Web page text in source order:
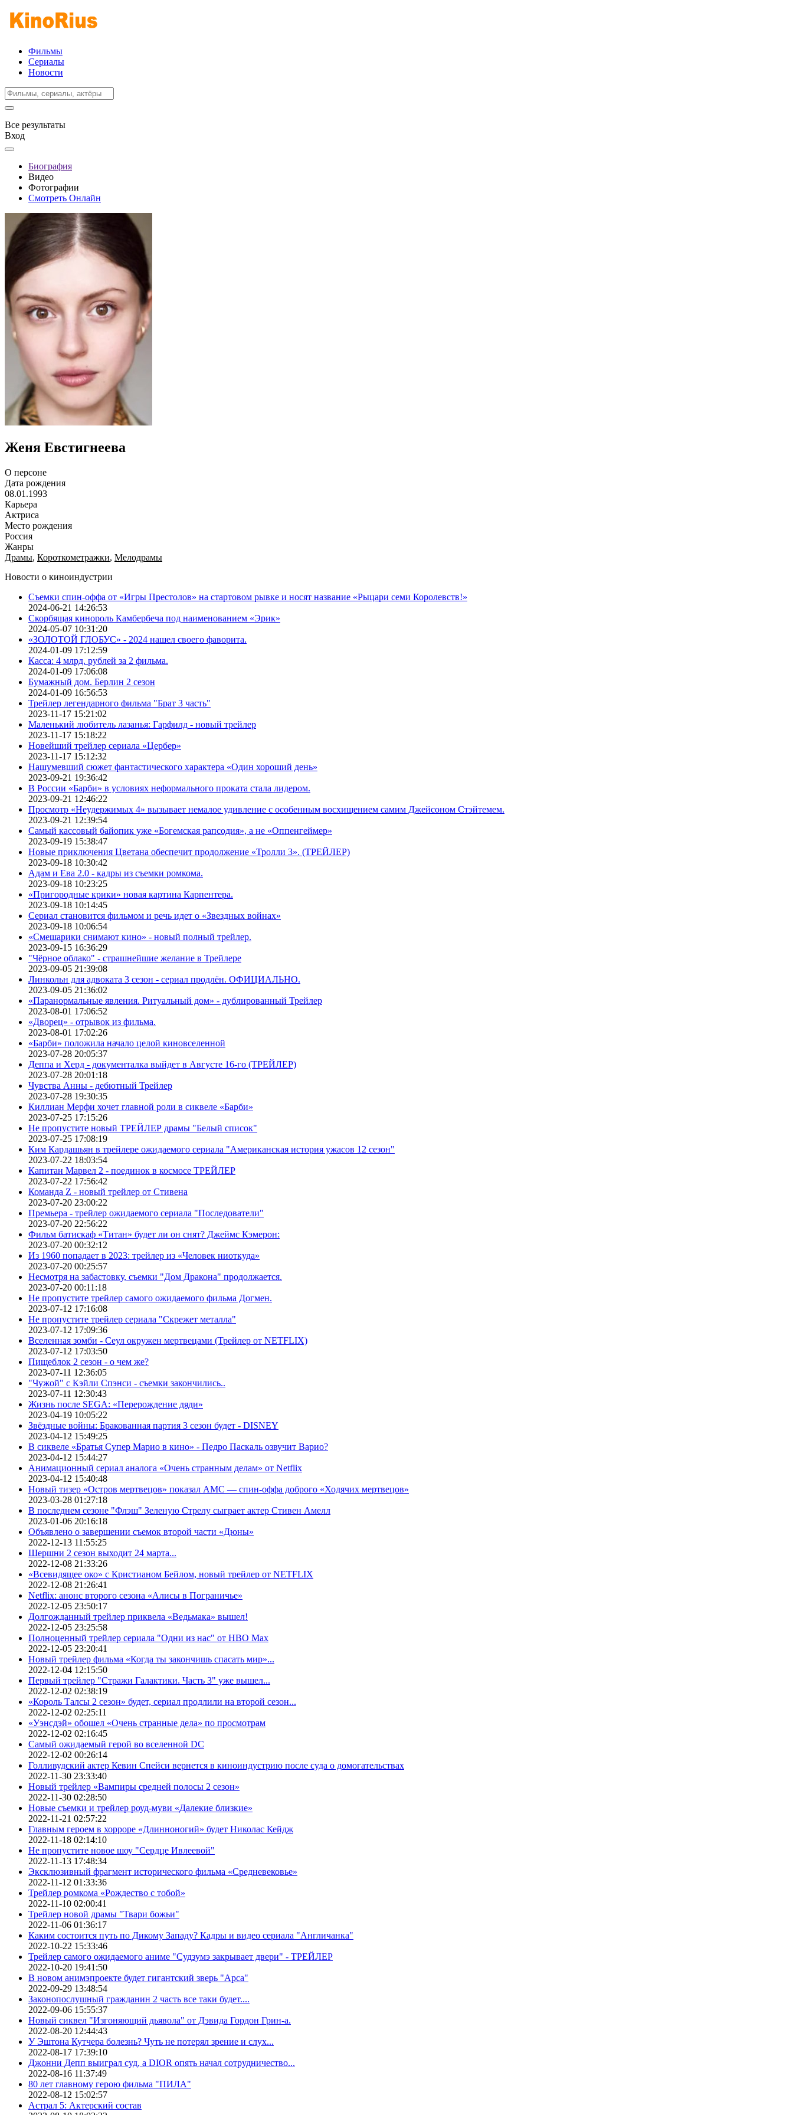
Фильмы
Сериалы
Новости
Все результаты
Вход
Биография
Видео
Фотографии
Смотреть Онлайн
Женя Евстигнеева
О персоне
Дата рождения
08.01.1993
Карьера
Актриса
Место рождения
Россия
Жанры
Драмы, Короткометражки, Мелодрамы
Новости о киноиндустрии
Съемки спин-оффа от «Игры Престолов» на стартовом рывке и носят название «Рыцари семи Королевств!»
2024-06-21 14:26:53
Скорбящая кинороль Камбербеча под наименованием «Эрик»
2024-05-07 10:31:20
«ЗОЛОТОЙ ГЛОБУС» - 2024 нашел своего фаворита.
2024-01-09 17:12:59
Касса: 4 млрд. рублей за 2 фильма.
2024-01-09 17:06:08
Бумажный дом. Берлин 2 сезон
2024-01-09 16:56:53
Трейлер легендарного фильма "Брат 3 часть"
2023-11-17 15:21:02
Маленький любитель лазанья: Гарфилд - новый трейлер
2023-11-17 15:18:22
Новейший трейлер сериала «Цербер»
2023-11-17 15:12:32
Нашумевший сюжет фантастического характера «Один хороший день»
2023-09-21 19:36:42
В России «Барби» в условиях неформального проката стала лидером.
2023-09-21 12:46:22
Просмотр «Неудержимых 4» вызывает немалое удивление с особенным восхищением самим Джейсоном Стэйтемем.
2023-09-21 12:39:54
Самый кассовый байопик уже «Богемская рапсодия», а не «Оппенгеймер»
2023-09-19 15:38:47
Новые приключения Цветана обеспечит продолжение «Тролли 3». (ТРЕЙЛЕР)
2023-09-18 10:30:42
Адам и Ева 2.0 - кадры из съемки ромкома.
2023-09-18 10:23:25
«Пригородные крики» новая картина Карпентера.
2023-09-18 10:14:45
Сериал становится фильмом и речь идет о «Звездных войнах»
2023-09-18 10:06:54
«Смешарики снимают кино» - новый полный трейлер.
2023-09-15 16:36:29
"Чёрное облако" - страшнейшие желание в Трейлере
2023-09-05 21:39:08
Линкольн для адвоката 3 сезон - сериал продлён. ОФИЦИАЛЬНО.
2023-09-05 21:36:02
«Паранормальные явления. Ритуальный дом» - дублированный Трейлер
2023-08-01 17:06:52
«Дворец» - отрывок из фильма.
2023-08-01 17:02:26
«Барби» положила начало целой киновселенной
2023-07-28 20:05:37
Деппа и Херд - документалка выйдет в Августе 16-го (ТРЕЙЛЕР)
2023-07-28 20:01:18
Чувства Анны - дебютный Трейлер
2023-07-28 19:30:35
Киллиан Мерфи хочет главной роли в сиквеле «Барби»
2023-07-25 17:15:26
Не пропустите новый ТРЕЙЛЕР драмы "Белый список"
2023-07-25 17:08:19
Ким Кардашьян в трейлере ожидаемого сериала "Американская история ужасов 12 сезон"
2023-07-22 18:03:54
Капитан Марвел 2 - поединок в космосе ТРЕЙЛЕР
2023-07-22 17:56:42
Команда Z - новый трейлер от Стивена
2023-07-20 23:00:22
Премьера - трейлер ожидаемого сериала "Последователи"
2023-07-20 22:56:22
Фильм батискаф «Титан» будет ли он снят? Джеймс Кэмерон:
2023-07-20 00:32:12
Из 1960 попадает в 2023: трейлер из «Человек ниоткуда»
2023-07-20 00:25:57
Несмотря на забастовку, съемки "Дом Дракона" продолжается.
2023-07-20 00:11:18
Не пропустите трейлер самого ожидаемого фильма Догмен.
2023-07-12 17:16:08
Не пропустите трейлер сериала "Скрежет металла"
2023-07-12 17:09:36
Вселенная зомби - Сеул окружен мертвецами (Трейлер от NETFLIX)
2023-07-12 17:03:50
Пищеблок 2 сезон - о чем же?
2023-07-11 12:36:05
"Чужой" с Кэйли Спэнси - съемки закончились..
2023-07-11 12:30:43
Жизнь после SEGA: «Перерождение дяди»
2023-04-19 10:05:22
Звёздные войны: Бракованная партия 3 сезон будет - DISNEY
2023-04-12 15:49:25
В сиквеле «Братья Супер Марио в кино» - Педро Паскаль озвучит Варио?
2023-04-12 15:44:27
Анимационный сериал аналога «Очень странным делам» от Netflix
2023-04-12 15:40:48
Новый тизер «Остров мертвецов» показал АМС — спин-оффа доброго «Ходячих мертвецов»
2023-03-28 01:27:18
В последнем сезоне "Флэш" Зеленую Стрелу сыграет актер Стивен Амелл
2023-01-06 20:16:18
Объявлено о завершении съемок второй части «Дюны»
2022-12-13 11:55:25
Шершни 2 сезон выходит 24 марта...
2022-12-08 21:33:26
«Всевидящее око» с Кристианом Бейлом, новый трейлер от NETFLIX
2022-12-08 21:26:41
Netflix: анонс второго сезона «Алисы в Пограничье»
2022-12-05 23:50:17
Долгожданный трейлер приквела «Ведьмака» вышел!
2022-12-05 23:25:58
Полноценный трейлер сериала "Одни из нас" от HBO Max
2022-12-05 23:20:41
Новый трейлер фильма «Когда ты закончишь спасать мир»...
2022-12-04 12:15:50
Первый трейлер "Стражи Галактики. Часть 3" уже вышел...
2022-12-02 02:38:19
«Король Талсы 2 сезон» будет, сериал продлили на второй сезон...
2022-12-02 02:25:11
«Уэнсдэй» обошел «Очень странные дела» по просмотрам
2022-12-02 02:16:45
Самый ожидаемый герой во вселенной DC
2022-12-02 00:26:14
Голливудский актер Кевин Спейси вернется в киноиндустрию после суда о домогательствах
2022-11-30 23:33:40
Новый трейлер «Вампиры средней полосы 2 сезон»
2022-11-30 02:28:50
Новые съемки и трейлер роуд-муви «Далекие близкие»
2022-11-21 02:57:22
Главным героем в хорроре «Длинноногий» будет Николас Кейдж
2022-11-18 02:14:10
Не пропустите новое шоу "Сердце Ивлеевой"
2022-11-13 17:48:34
Эксклюзивный фрагмент исторического фильма «Средневековье»
2022-11-12 01:33:36
Трейлер ромкома «Рождество с тобой»
2022-11-10 02:00:41
Трейлер новой драмы "Твари божьи"
2022-11-06 01:36:17
Каким состоится путь по Дикому Западу? Кадры и видео сериала "Англичанка"
2022-10-22 15:33:46
Трейлер самого ожидаемого аниме "Судзумэ закрывает двери" - ТРЕЙЛЕР
2022-10-20 19:41:50
В новом анимэпроекте будет гигантский зверь "Арса"
2022-09-29 13:48:54
Законопослушный гражданин 2 часть все таки будет....
2022-09-06 15:55:37
Новый сиквел "Изгоняющий дьявола" от Дэвида Гордон Грин-а.
2022-08-20 12:44:43
У Эштона Кутчера болезнь? Чуть не потерял зрение и слух...
2022-08-17 17:39:10
Джонни Депп выиграл суд, а DIOR опять начал сотрудничество...
2022-08-16 11:37:49
80 лет главному герою фильма "ПИЛА"
2022-08-12 15:02:57
Астрал 5: Актерский состав